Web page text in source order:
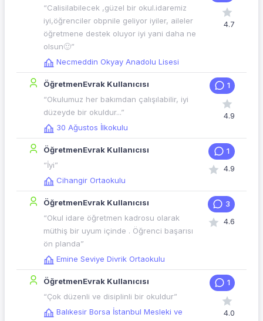
“Calisilabilecek ,güzel bir okul.idaremiz
iyi,öğrenciler obpnile geliyor iyiler, aileler
öğretmene destek oluyor iyi yani daha ne
olsun🙂”
Necmeddin Okyay Anadolu Lisesi
4.7
ÖğretmenEvrak Kullanıcısı
“Okulumuz her bakımdan çalışılabilir, iyi
düzeyde bir okuldur...”
30 Ağustos İlkokulu
1
4.9
ÖğretmenEvrak Kullanıcısı
“İyi”
Cihangir Ortaokulu
1
4.9
ÖğretmenEvrak Kullanıcısı
“Okul idare öğretmen kadrosu olarak
müthiş bir uyum içinde . Öğrenci başarısı
ön planda”
Emine Seviye Divrik Ortaokulu
3
4.6
ÖğretmenEvrak Kullanıcısı
“Çok düzenli ve disiplinli bir okuldur”
Balıkesir Borsa İstanbul Mesleki ve
1
4.0